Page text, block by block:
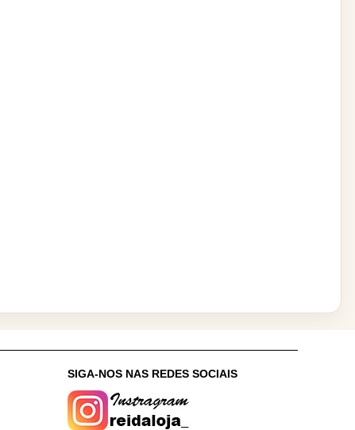
SIGA-NOS NAS REDES SOCIAIS